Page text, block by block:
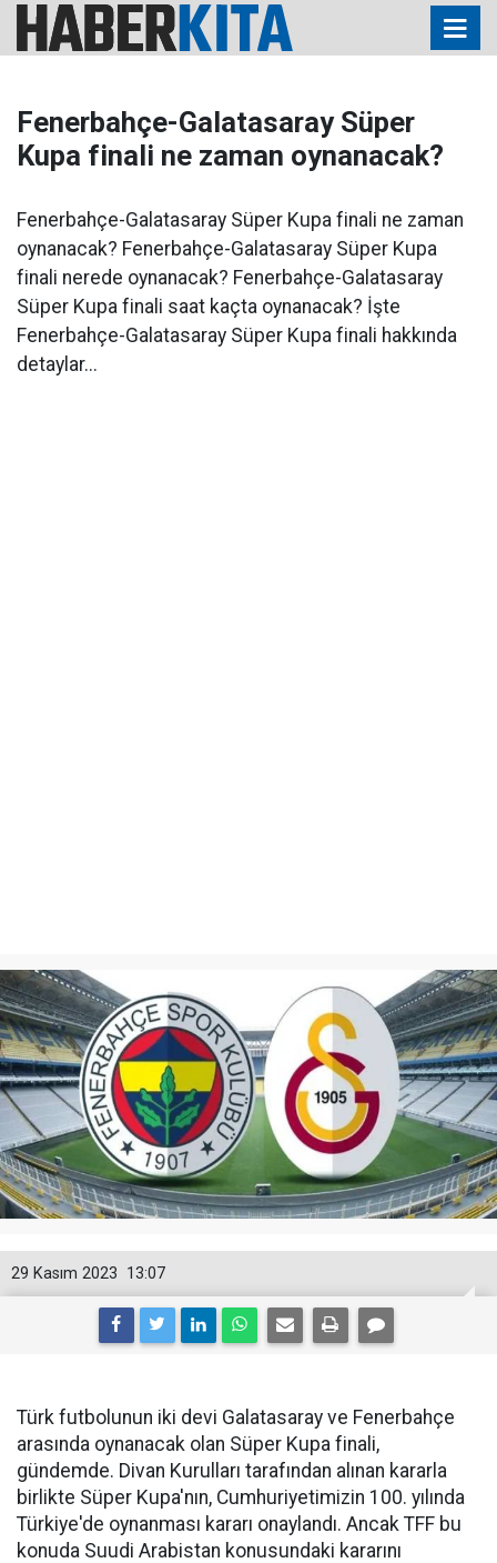
Fenerbahçe-Galatasaray Süper
Kupa finali ne zaman oynanacak?
Fenerbahçe-Galatasaray Süper Kupa finali ne zaman
oynanacak? Fenerbahçe-Galatasaray Süper Kupa
finali nerede oynanacak? Fenerbahçe-Galatasaray
Süper Kupa finali saat kaçta oynanacak? İşte
Fenerbahçe-Galatasaray Süper Kupa finali hakkında
detaylar...
13:07
29 Kasım 2023
Türk futbolunun iki devi Galatasaray ve Fenerbahçe
arasında oynanacak olan Süper Kupa finali,
gündemde. Divan Kurulları tarafından alınan kararla
birlikte Süper Kupa'nın, Cumhuriyetimizin 100. yılında
Türkiye'de oynanması kararı onaylandı. Ancak TFF bu
konuda Suudi Arabistan konusundaki kararını